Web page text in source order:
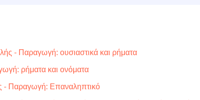
- Παραγωγή: ουσιαστικά και ρήματα
ρήματα και ονόματα
- Παραγωγή: Επαναληπτικό